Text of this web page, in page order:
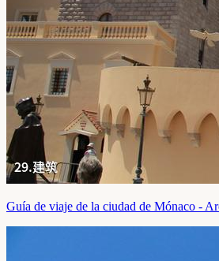
Guía de viaje de la ciudad de Mónaco -